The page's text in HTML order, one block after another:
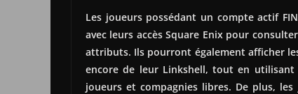
Les joueurs possédant un compte actif
avec leurs accès Square Enix pour
attributs. Ils pourront également afficher
encore de leur Linkshell, tout en
joueurs et compagnies libres. De plus,